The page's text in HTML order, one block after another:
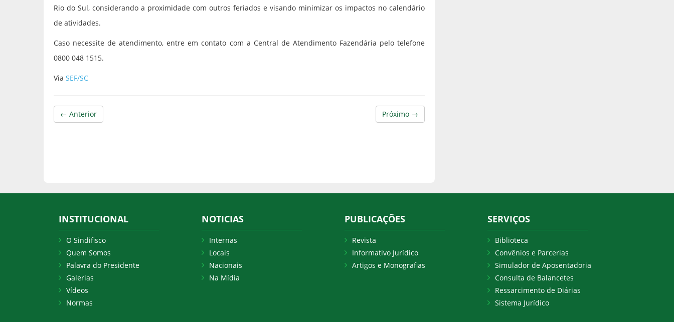
Rio do Sul, considerando a proximidade com outros feriados e visando minimizar os impactos no calendário
de atividades.
Caso necessite de atendimento, entre em contato com a Central de Atendimento Fazendária pelo telefone
0800 048 1515.
Via SEF/SC
Próximo →
← Anterior
INSTITUCIONAL
O Sindifisco
Quem Somos
Palavra do Presidente
Galerias
Vídeos
Normas
NOTICIAS
Internas
Locais
Nacionais
Na Mídia
PUBLICAÇÕES
Revista
Informativo Jurídico
Artigos e Monografias
SERVIÇOS
Biblioteca
Convênios e Parcerias
Simulador de Aposentadoria
Consulta de Balancetes
Ressarcimento de Diárias
Sistema Jurídico